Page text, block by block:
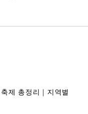
제 총정리｜지역별